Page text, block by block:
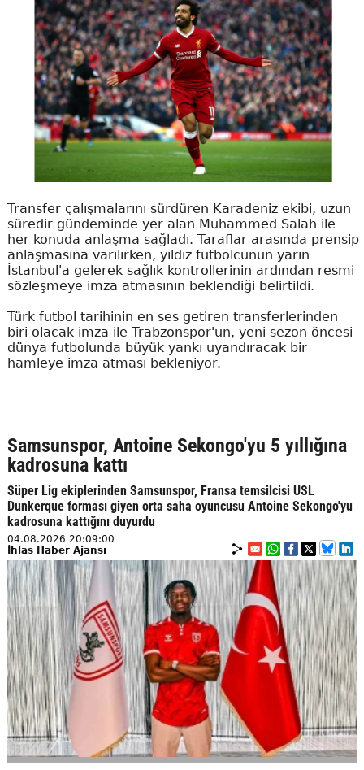
Transfer çalışmalarını sürdüren Karadeniz ekibi, uzun
süredir gündeminde yer alan Muhammed Salah ile
her konuda anlaşma sağladı. Taraflar arasında prensip
anlaşmasına varılırken, yıldız futbolcunun yarın
İstanbul'a gelerek sağlık kontrollerinin ardından resmi
sözleşmeye imza atmasının beklendiği belirtildi.
Türk futbol tarihinin en ses getiren transferlerinden
biri olacak imza ile Trabzonspor'un, yeni sezon öncesi
dünya futbolunda büyük yankı uyandıracak bir
hamleye imza atması bekleniyor.
Samsunspor, Antoine Sekongo'yu 5 yıllığına
kadrosuna kattı
Süper Lig ekiplerinden Samsunspor, Fransa temsilcisi USL
Dunkerque forması giyen orta saha oyuncusu Antoine Sekongo'yu
kadrosuna kattığını duyurdu
04.08.2026 20:09:00
İhlas Haber Ajansı